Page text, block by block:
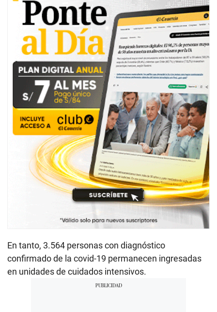
En tanto, 3.564 personas con diagnóstico
confirmado de la covid-19 permanecen ingresadas
en unidades de cuidados intensivos.